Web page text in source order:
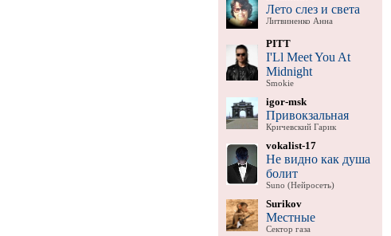
Лето слез и света
Литвиненко Анна
PITT
I'Ll Meet You At
Midnight
Smokie
igor-msk
Привокзальная
Кричевский Гарик
vokalist-17
Не видно как душа
болит
Suno (Нейросеть)
Surikov
Местные
Сектор газа